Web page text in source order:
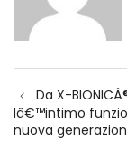
Navigazione
articoli
Da X-
lâ€™intimo
nuova